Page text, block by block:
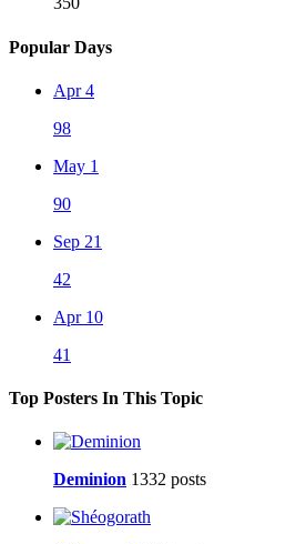
Popular Days
Apr 4
98
May 1
90
Sep 21
42
Apr 10
41
Top Posters In This Topic
Deminion 1332 posts